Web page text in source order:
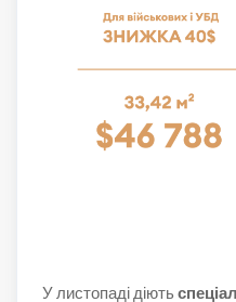
У листопаді діють